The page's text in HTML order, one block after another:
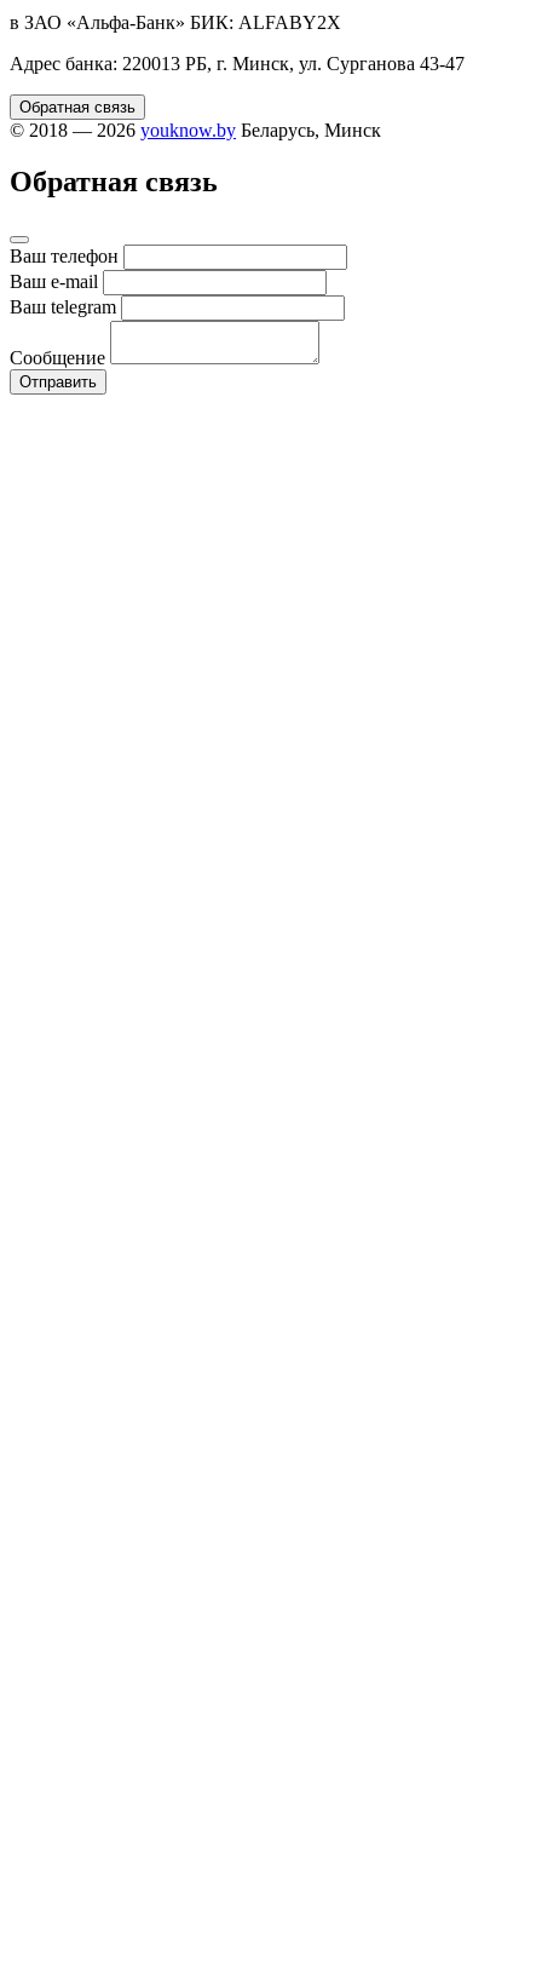
в ЗАО «Альфа-Банк» БИК: ALFABY2X
Адрес банка: 220013 РБ, г. Минск, ул. Сурганова 43-47
Обратная связь
© 2018 — 2026 youknow.by Беларусь, Минск
Обратная связь
Ваш телефон
Ваш e-mail
Ваш telegram
Сообщение
Отправить